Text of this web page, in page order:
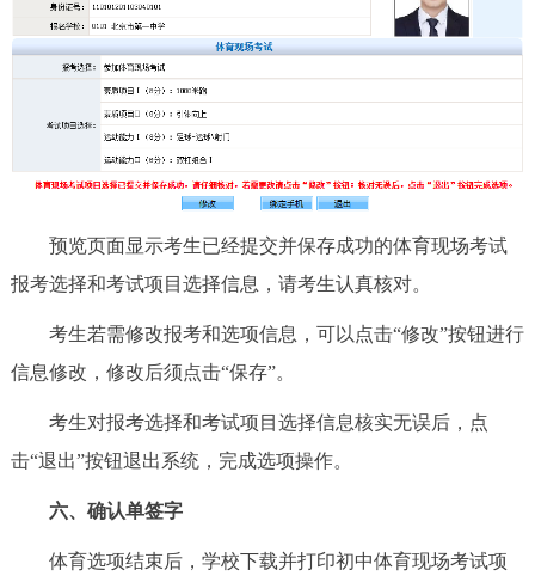
预览页面显示考生已经提交并保存成功的体育现场考试
报考选择和考试项目选择信息，请考生认真核对。
考生若需修改报考和选项信息，可以点击“修改”按钮进行
信息修改，修改后须点击“保存”。
考生对报考选择和考试项目选择信息核实无误后，点
击“退出”按钮退出系统，完成选项操作。
六、确认单签字
体育选项结束后，学校下载并打印初中体育现场考试项